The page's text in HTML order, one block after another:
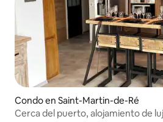
Condo en Saint-Martin-de-Ré
Cerca del puerto, alojamiento de